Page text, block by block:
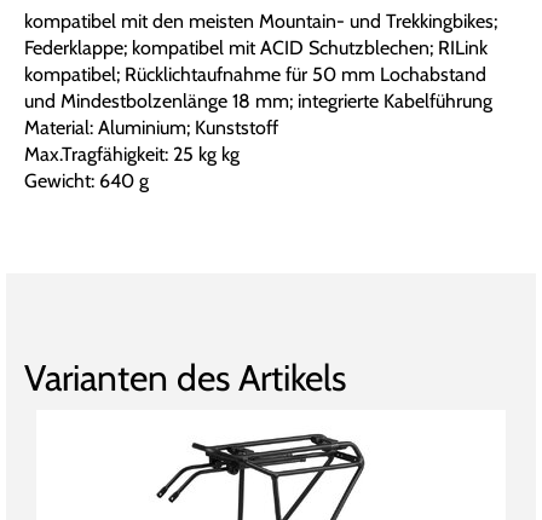
kompatibel mit den meisten Mountain- und Trekkingbikes;
Federklappe; kompatibel mit ACID Schutzblechen; RILink
kompatibel; Rücklichtaufnahme für 50 mm Lochabstand
und Mindestbolzenlänge 18 mm; integrierte Kabelführung
Material: Aluminium; Kunststoff
Max.Tragfähigkeit: 25 kg kg
Gewicht: 640 g
Varianten des Artikels